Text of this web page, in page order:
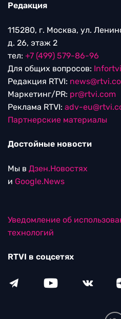
Редакция
115280, г. Москва, ул.
д. 26, этаж 2
тел: +7 (499) 579-86-96
Для общих вопросов:
Редакция RTVI:
Маркетинг/PR: pr@rtvi.com
Реклама RTVI: adv-
Партнерские материалы
Достойные новости
Мы в Дзен.Новостях
и Google.News
Уведомление об
технологий
RTVI в соцсетях